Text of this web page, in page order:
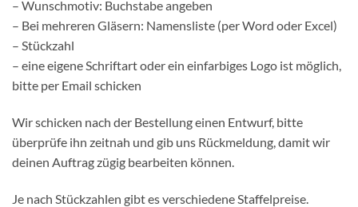
– Wunschmotiv: Buchstabe angeben
– Bei mehreren Gläsern: Namensliste (per Word oder Excel)
– Stückzahl
– eine eigene Schriftart oder ein einfarbiges Logo ist möglich,
bitte per Email schicken
Wir schicken nach der Bestellung einen Entwurf, bitte
überprüfe ihn zeitnah und gib uns Rückmeldung, damit wir
deinen Auftrag zügig bearbeiten können.
Je nach Stückzahlen gibt es verschiedene Staffelpreise.